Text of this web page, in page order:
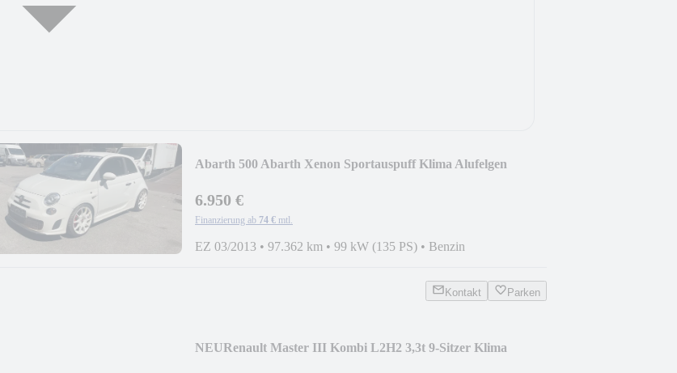
Abarth 500 Abarth Xenon Sportauspuff Klima Alufelgen
6.950 €
Finanzierung ab 74 € mtl.
EZ 03/2013 • 97.362 km • 99 kW (135 PS) • Benzin
Kontakt Parken
NEURenault Master III Kombi L2H2 3,3t 9-Sitzer Klima